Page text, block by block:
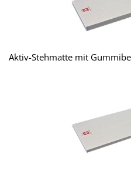
Aktiv-Stehmatte mit